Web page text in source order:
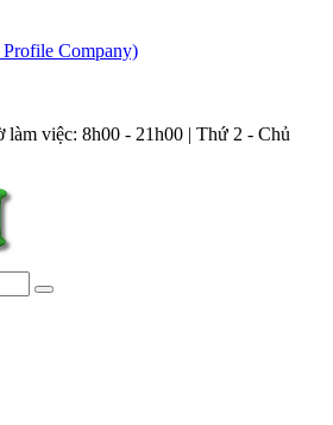
Company)
làm việc: 8h00 - 21h00 | Thứ 2 - Chủ